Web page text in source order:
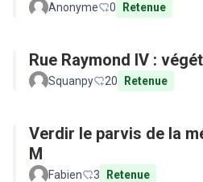
Anonyme 0 Retenue
Rue Raymond IV :
Squanpy 20 Retenue
Verdir le parvis de la
M
Fabien 3 Retenue